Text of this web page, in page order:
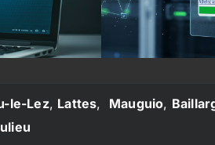
le-Lez, Lattes, Mauguio,